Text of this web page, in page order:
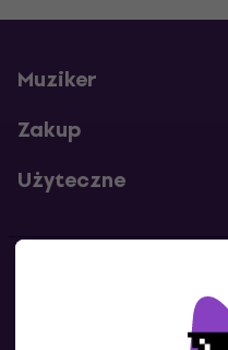
Muziker
Zakup
Użyteczne